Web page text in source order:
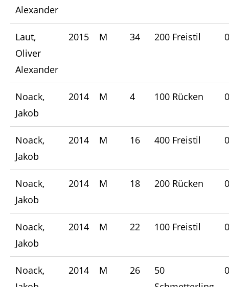
Alexander
Laut,
Oliver
Alexander
2015 M 34 200 Freistil
Noack,
Jakob
2014 M 4 100 Rücken
Noack,
Jakob
2014 M 16 400 Freistil
Noack,
Jakob
2014 M 18 200 Rücken
Noack,
Jakob
2014 M 22 100 Freistil
Noack,
2014 M 26
50